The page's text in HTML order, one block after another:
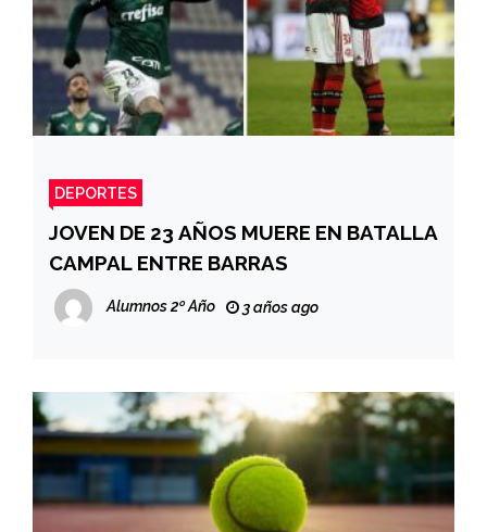
DEPORTES
JOVEN DE 23 AÑOS MUERE EN BATALLA
CAMPAL ENTRE BARRAS
Alumnos 2º Año 3 años ago